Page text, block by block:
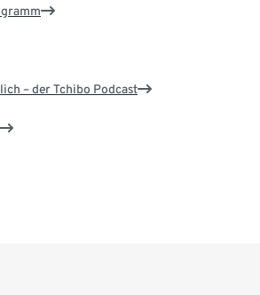
– der Tchibo Podcast